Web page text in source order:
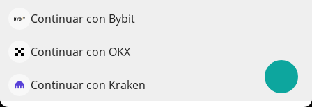
Continuar con Bybit
Continuar con OKX
Continuar con Kraken
Delysium
AGI
QuantPilot es una plataforma integral de estrategias donde
sus estrategias y realizan investigación de mercado
Pruébelo gratis